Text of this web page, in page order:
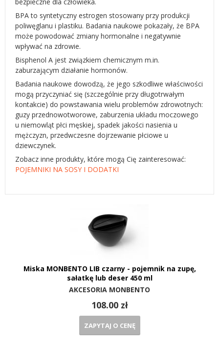
bezpieczne dla człowieka.
BPA to syntetyczny estrogen stosowany przy produkcji
poliwęglanu i plastiku. Badania naukowe pokazały, że BPA
może powodować zmiany hormonalne i negatywnie
wpływać na zdrowie.
Bisphenol A jest związkiem chemicznym m.in.
zaburzającym działanie hormonów.
Badania naukowe dowodzą, że jego szkodliwe właściwości
mogą przyczyniać się (szczególnie przy długotrwałym
kontakcie) do powstawania wielu problemów zdrowotnych:
guzy przednowotworowe, zaburzenia układu moczowego
u niemowląt płci męskiej, spadek jakości nasienia u
mężczyzn, przedwczesne dojrzewanie płciowe u
dziewczynek.
Zobacz inne produkty, które mogą Cię zainteresować:
POJEMNIKI NA SOSY I DODATKI
Miska MONBENTO LIB czarny - pojemnik na zupę,
sałatkę lub deser 450 ml
AKCESORIA MONBENTO
108.00 zł
ZAPYTAJ O CENĘ